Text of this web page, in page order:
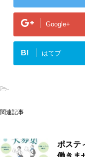
Google+
B! はてブ
-
関連記事
ポステ